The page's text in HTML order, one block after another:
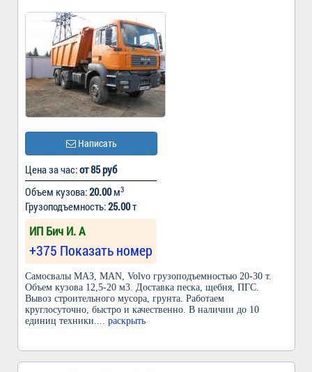
Написать
Цена за час:от 85 руб
Объем кузова:20.00м3
Грузоподъемность:25.00т
ИП Бич И. А
+375 Показать номер
Самосвалы МАЗ, MAN, Volvo грузоподъемностью 20-30 т.
Объем кузова 12,5-20 м3. Доставка песка, щебня, ПГС.
Вывоз строительного мусора, грунта. Работаем
круглосуточно, быстро и качественно. В наличии до 10
единиц техники.... раскрыть